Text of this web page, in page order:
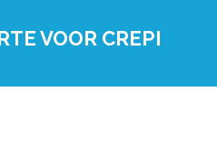
VOOR CREPI